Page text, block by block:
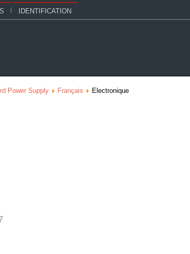
IDENTIFICATION
Power Supply Français Electronique